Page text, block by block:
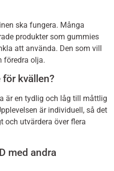
ska fungera. Många
produkter som gummies
att använda. Den som vill
föredra olja.
för kvällen?
är en tydlig och låg till måttlig
är individuell, så det
utvärdera över flera
med andra